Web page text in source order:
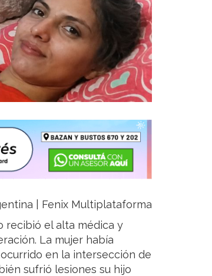
| Fenix Multiplataforma
recibió el alta médica y
La mujer había
en la intersección de
sufrió lesiones su hijo